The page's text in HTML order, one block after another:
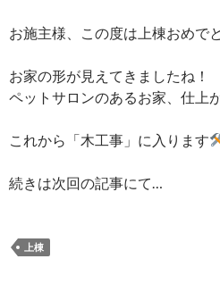
お施主様、この度は上棟おめで
お家の形が見えてきましたね！
ペットサロンのあるお家、仕上
これから「木工事」に入ります
続きは次回の記事にて…
上棟